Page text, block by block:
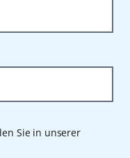
Sie in unserer